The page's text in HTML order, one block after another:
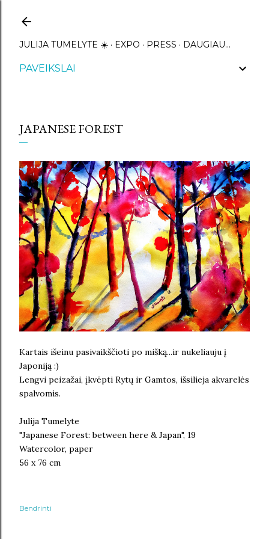
JULIJA TUMELYTE ☀️ EXPO PRESS DAUGIAU…
PAVEIKSLAI
JAPANESE FOREST
Kartais išeinu pasivaikščioti po mišką...ir nukeliauju į
Japoniją :)
Lengvi peizažai, įkvėpti Rytų ir Gamtos, išsilieja akvarelės
spalvomis.
Julija Tumelyte
"Japanese Forest: between here & Japan", 19
Watercolor, paper
56 x 76 cm
Bendrinti